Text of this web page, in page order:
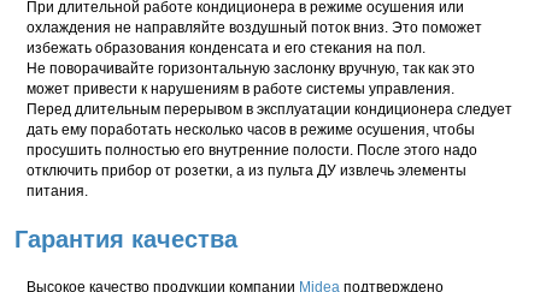
При длительной работе кондиционера в режиме осушения или
охлаждения не направляйте воздушный поток вниз. Это поможет
избежать образования конденсата и его стекания на пол.
Не поворачивайте горизонтальную заслонку вручную, так как это
может привести к нарушениям в работе системы управления.
Перед длительным перерывом в эксплуатации кондиционера следует
дать ему поработать несколько часов в режиме осушения, чтобы
просушить полностью его внутренние полости. После этого надо
отключить прибор от розетки, а из пульта ДУ извлечь элементы
питания.
Гарантия качества
Высокое качество продукции компании Midea подтверждено